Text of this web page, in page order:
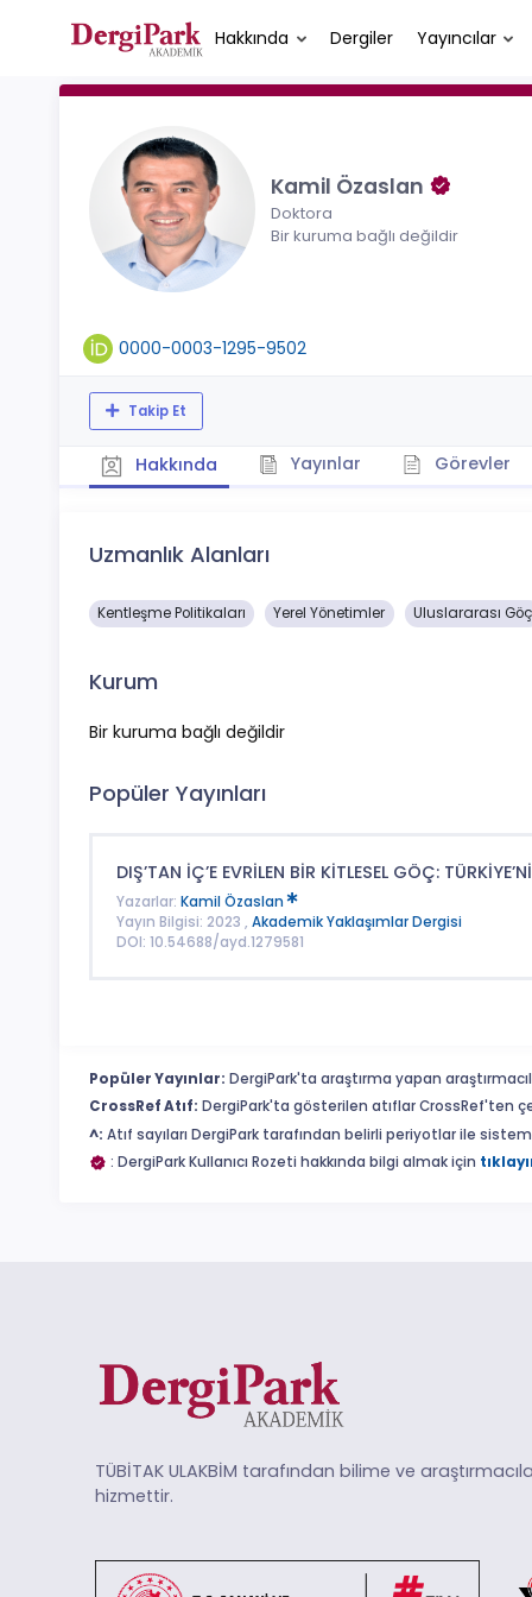
Hakkında Dergiler Yayıncılar
Kamil Özaslan
Doktora
Bir kuruma bağlı değildir
0000-0003-1295-9502
Takip Et
Hakkında Yayınlar Görevler
Uzmanlık Alanları
Kentleşme Politikaları Yerel Yönetimler Uluslararası Göç
Kurum
Bir kuruma bağlı değildir
Popüler Yayınları
DIŞ’TAN İÇ’E EVRİLEN BİR KİTLESEL GÖÇ:
Yazarlar: Kamil Özaslan
Yayın Bilgisi: 2023 , Akademik Yaklaşımlar Dergisi
DOI: 10.54688/ayd.1279581
Popüler Yayınlar: DergiPark'ta araştırma yapan
CrossRef Atıf: DergiPark'ta gösterilen atıflar CrossRef'ten
^: Atıf sayıları DergiPark tarafından belirli periyotlar ile
: DergiPark Kullanıcı Rozeti hakkında bilgi almak için
TÜBİTAK ULAKBİM tarafından bilime ve
hizmettir.